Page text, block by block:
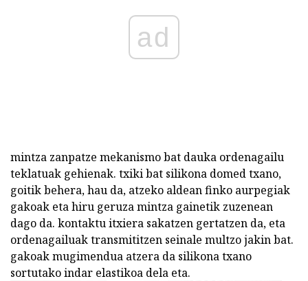
ad
mintza zanpatze mekanismo bat dauka ordenagailu
teklatuak gehienak. txiki bat silikona domed txano,
goitik behera, hau da, atzeko aldean finko aurpegiak
gakoak eta hiru geruza mintza gainetik zuzenean
dago da. kontaktu itxiera sakatzen gertatzen da, eta
ordenagailuak transmititzen seinale multzo jakin bat.
gakoak mugimendua atzera da silikona txano
sortutako indar elastikoa dela eta.